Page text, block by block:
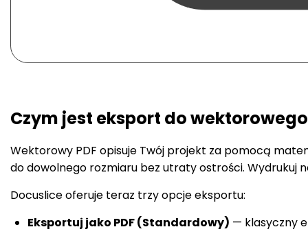
Czym jest eksport do wektorowego
Wektorowy PDF opisuje Twój projekt za pomocą
do dowolnego rozmiaru bez utraty ostrości. Wydrukuj
Docuslice oferuje teraz trzy opcje eksportu:
Eksportuj jako PDF (Standardowy) — klasyczny